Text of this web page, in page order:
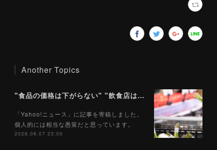
Another Topics
"食品の価格は下がらない" "飲食店は客が減る" 「食料品消費税1％」で私たちの食生活はどうなるのか（Yahoo!ニュース）8/8
「Yahoo!ニュース」に記事を寄稿しました。
個人的には相当な愚策だと思っています。
2026.08.07 23:00